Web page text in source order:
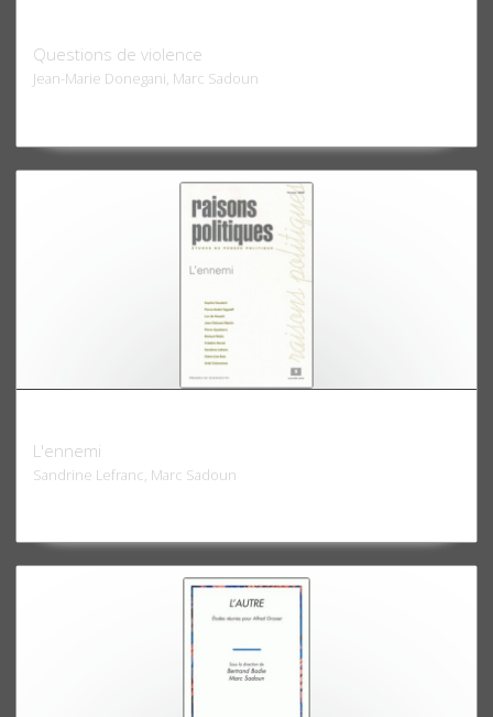
Questions de violence
Jean-Marie Donegani, Marc Sadoun
L'ennemi
Sandrine Lefranc, Marc Sadoun